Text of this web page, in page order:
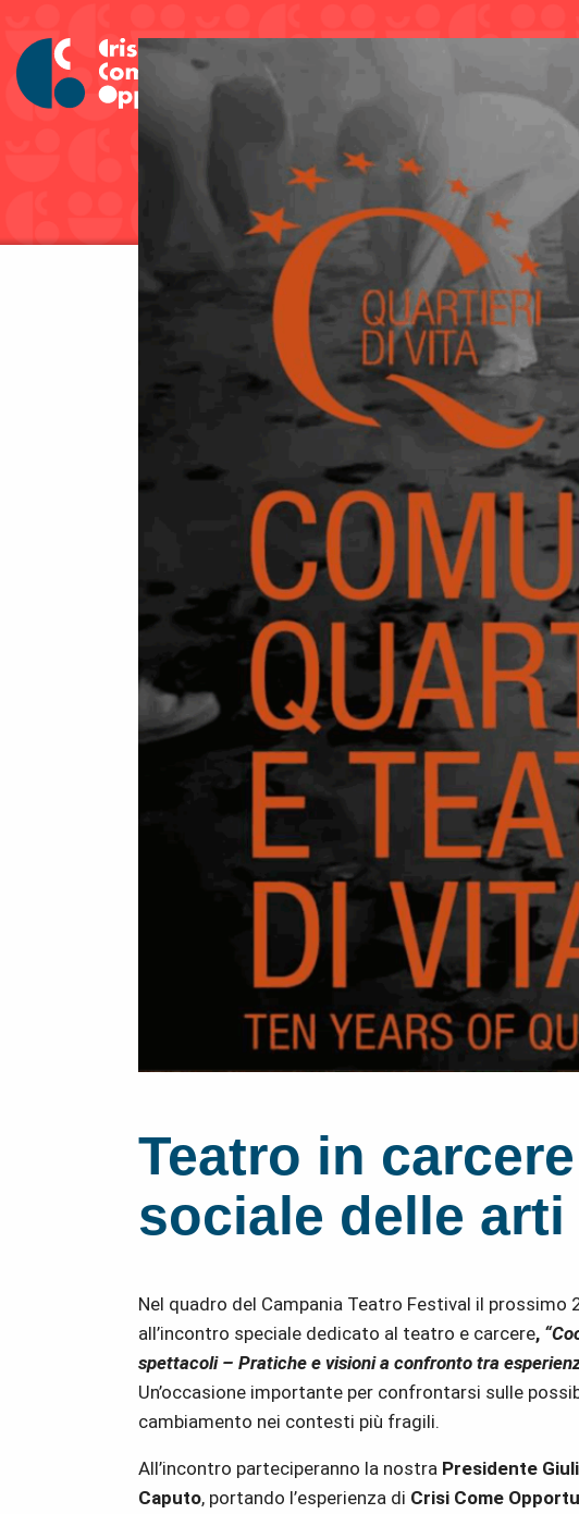
Teatro in
sociale delle
Nel quadro del Campania Teatro Festival il
all’incontro speciale dedicato al teatro e carcere,
spettacoli – Pratiche e visioni a confronto tra
Un’occasione importante per confrontarsi sulle
cambiamento nei contesti più fragili.
All’incontro parteciperanno la nostra Presidente
Caputo, portando l’esperienza di Crisi Come